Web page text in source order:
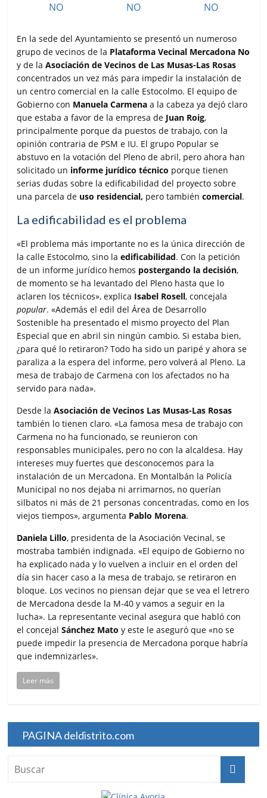
En la sede del Ayuntamiento se presentó un numeroso
grupo de vecinos de la Plataforma Vecinal Mercadona No
y de laAsociación de Vecinos de Las Musas-Las Rosas
concentrados un vez más para impedir la instalación de
un centro comercial en la calle Estocolmo. El equipo de
Gobierno con Manuela Carmena a la cabeza ya dejó claro
que estaba a favor de la empresa de Juan Roig,
principalmente porque da puestos de trabajo, con la
opinión contraria de PSM e IU. El grupo Popular se
abstuvo en la votación del Pleno de abril, pero ahora han
solicitado un informe jurídico técnico porque tienen
serias dudas sobre la edificabilidad del proyecto sobre
una parcela de uso residencial, pero también comercial.
La edificabilidad es el problema
«El problema más importante no es la única dirección de
la calle Estocolmo, sino laedificabilidad. Con la petición
de un informe jurídico hemos postergando la decisión,
de momento se ha levantado del Pleno hasta que lo
aclaren los técnicos», explica Isabel Rosell, concejala
popular. «Además el edil del Área de Desarrollo
Sostenible ha presentado el mismo proyecto del Plan
Especial que en abril sin ningún cambio. Si estaba bien,
¿para qué lo retiraron? Todo ha sido un paripé y ahora se
paraliza a la espera del informe, pero volverá al Pleno. La
mesa de trabajo de Carmena con los afectados no ha
servido para nada».
Desde laAsociación de Vecinos Las Musas-Las Rosas
también lo tienen claro. «La famosa mesa de trabajo con
Carmena no ha funcionado, se reunieron con
responsables municipales, pero no con la alcaldesa. Hay
intereses muy fuertes que desconocemos para la
instalación de un Mercadona. En Montalbán la Policía
Municipal no nos dejaba ni arrimarnos, no querían
silbatos ni más de 21 personas concentradas, como en los
viejos tiempos», argumenta Pablo Morena.
Daniela Lillo, presidenta de la Asociación Vecinal, se
mostraba también indignada. «El equipo de Gobierno no
ha explicado nada y lo vuelven a incluir en el orden del
día sin hacer caso a la mesa de trabajo, se retiraron en
bloque. Los vecinos no piensan dejar que se vea el letrero
de Mercadona desde la M-40 y vamos a seguir en la
lucha». La representante vecinal asegura que habló con
el concejalSánchez Mato y este le aseguró que «no se
puede impedir la presencia de Mercadona porque habría
que indemnizarles».
Leer más
PAGINA deldistrito.com